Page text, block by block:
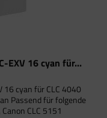
EXV 16 cyan für...
16 cyan für CLC 4040
Passend für folgende
CLC 5151